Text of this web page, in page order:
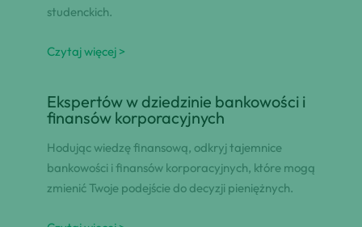
studenckich.
Czytaj więcej >
Ekspertów w dziedzinie bankowości i
finansów korporacyjnych
Hodując wiedzę finansową, odkryj tajemnice
bankowości i finansów korporacyjnych, które mogą
zmienić Twoje podejście do decyzji pieniężnych.